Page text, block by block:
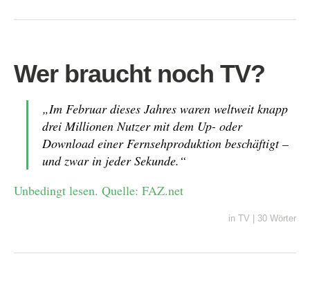
Wer braucht noch TV?
„Im Februar dieses Jahres waren weltweit knapp
drei Millionen Nutzer mit dem Up- oder
Download einer Fernsehproduktion beschäftigt –
und zwar in jeder Sekunde.“
Unbedingt lesen. Quelle: FAZ.net
in TV 30 Wörter